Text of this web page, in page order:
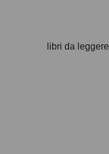
libri da leggere